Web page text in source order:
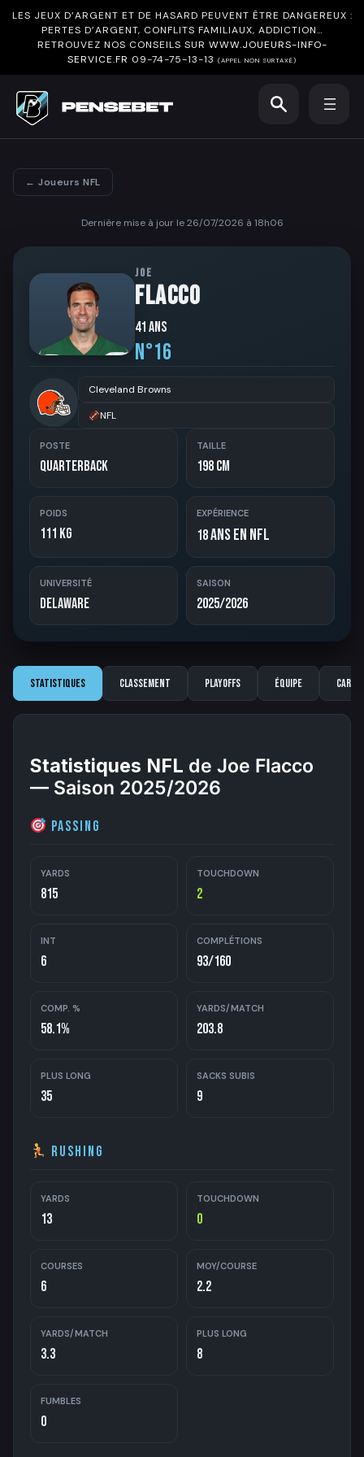
LES JEUX D’ARGENT ET DE HASARD PEUVENT ÊTRE DANGEREUX :
PERTES D’ARGENT, CONFLITS FAMILIAUX, ADDICTION…
RETROUVEZ NOS CONSEILS SUR WWW.JOUEURS-INFO-
SERVICE.FR 09-74-75-13-13 (APPEL NON SURTAXÉ)
← Joueurs NFL
Dernière mise à jour le 26/07/2026 à 18h06
JOE
FLACCO
41 ans
N°16
Cleveland Browns
NFL
POSTE
Quarterback
TAILLE
198 cm
POIDS
111 kg
EXPÉRIENCE
18ans en NFL
UNIVERSITÉ
Delaware
SAISON
2025/2026
Statistiques Classement Playoffs Équipe
Statistiques NFL de Joe Flacco
— Saison 2025/2026
Passing
YARDS
815
TOUCHDOWN
2
INT
6
COMPLÉTIONS
93/160
COMP. %
58.1%
YARDS/MATCH
203.8
PLUS LONG
35
SACKS SUBIS
9
Rushing
YARDS
13
TOUCHDOWN
0
COURSES
6
MOY/COURSE
2.2
YARDS/MATCH
3.3
PLUS LONG
8
FUMBLES
0